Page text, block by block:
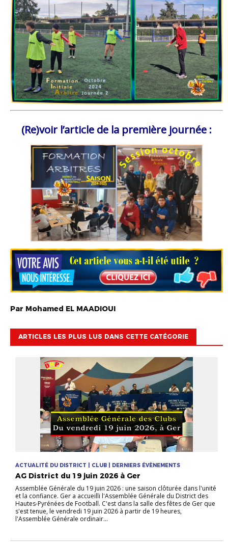
(Re)voir l’article de la première journée :
Par Mohamed EL MAADIOUI
ARTICLES LES PLUS LUS DANS CETTE CATÉGORIE
ACTUALITÉ DU DISTRICT | CLUB | DERNIERS ÉVÈNEMENTS
AG District du 19 juin 2026 à Ger
Assemblée Générale du 19 juin 2026 : une saison clôturée dans l'unité
et la confiance. Ger a accueilli l'Assemblée Générale du District des
Hautes-Pyrénées de Football. C'est dans la salle des fêtes de Ger que
s'est tenue, le vendredi 19 juin 2026 à partir de 19 heures,
l'Assemblée Générale ordinair...